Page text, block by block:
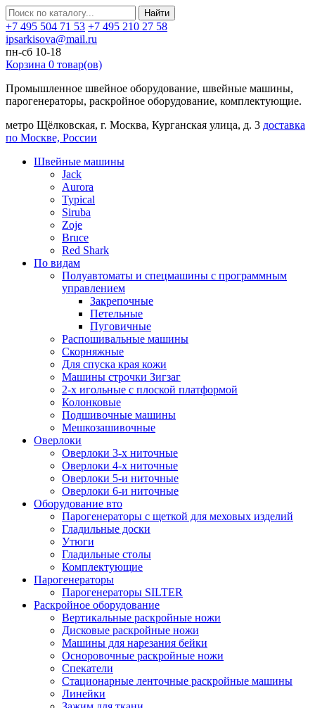
Найти
+7 495 504 71 53 +7 495 210 27 58
ipsarkisova@mail.ru
пн-сб 10-18
Корзина 0 товар(ов)
Промышленное швейное оборудование, швейные машины,
парогенераторы, раскройное оборудование, комплектующие.
метро Щёлковская, г. Москва, Курганская улица, д. 3 доставка
по Москве, России
Швейные машины
Jack
Aurora
Typical
Siruba
Zoje
Bruce
Red Shark
По видам
Полуавтоматы и спецмашины с программным
управлением
Закрепочные
Петельные
Пуговичные
Распошивальные машины
Скорняжные
Для спуска края кожи
Машины строчки Зигзаг
2-х игольные с плоской платформой
Колонковые
Подшивочные машины
Мешкозашивочные
Оверлоки
Оверлоки 3-х ниточные
Оверлоки 4-х ниточные
Оверлоки 5-и ниточные
Оверлоки 6-и ниточные
Оборудование вто
Парогенераторы с щеткой для меховых изделий
Гладильные доски
Утюги
Гладильные столы
Комплектующие
Парогенераторы
Парогенераторы SILTER
Раскройное оборудование
Вертикальные раскройные ножи
Дисковые раскройные ножи
Машины для нарезания бейки
Осноровочные раскройные ножи
Спекатели
Стационарные ленточные раскройные машины
Линейки